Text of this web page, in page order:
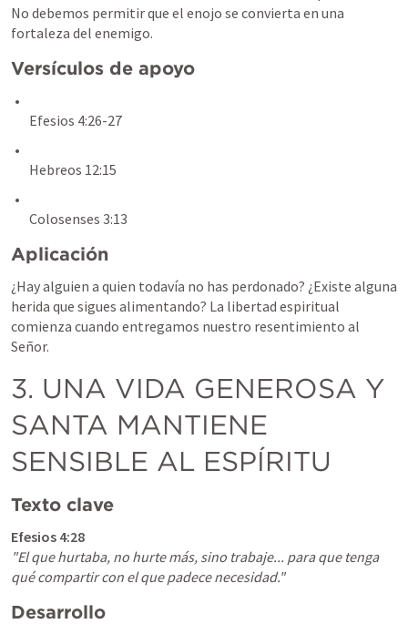
No debemos permitir que el enojo se convierta en una
fortaleza del enemigo.
Versículos de apoyo
Efesios 4:26-27
Hebreos 12:15
Colosenses 3:13
Aplicación
¿Hay alguien a quien todavía no has perdonado? ¿Existe alguna
herida que sigues alimentando? La libertad espiritual
comienza cuando entregamos nuestro resentimiento al
Señor.
3. UNA VIDA GENEROSA Y
SANTA MANTIENE
SENSIBLE AL ESPÍRITU
Texto clave
Efesios 4:28
"El que hurtaba, no hurte más, sino trabaje... para que tenga
qué compartir con el que padece necesidad."
Desarrollo